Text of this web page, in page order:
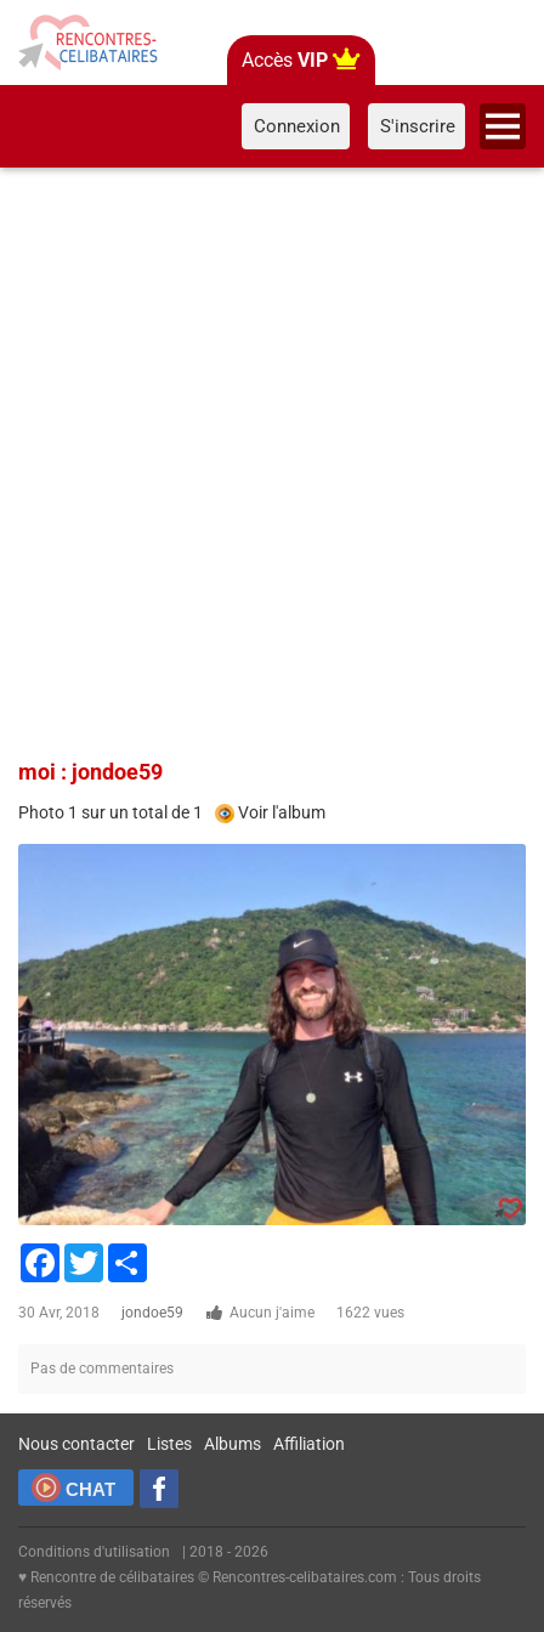
Accès VIP
Connexion S'inscrire
moi : jondoe59
Photo 1 sur un total de 1 Voir l'album
Facebook
Twitter
30 Avr, 2018 jondoe59 Aucun j'aime 1622 vues
Pas de commentaires
Nous contacter Listes Albums Affiliation
CHAT
Conditions d'utilisation
| 2018 - 2026
♥ Rencontre de célibataires © Rencontres-celibataires.com : Tous droits
réservés